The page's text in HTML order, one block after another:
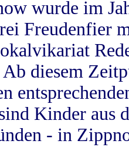
wurde im
Freudenfier
diesem
Kinder aus
- in